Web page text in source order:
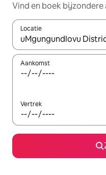
Vind en boek
Locatie
Wanneer er suggesties
Aankomst
Vertrek